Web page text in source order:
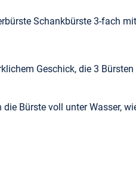
Schankbürste 3-fach
Geschick, die 3
Bürste voll unter Wasser,